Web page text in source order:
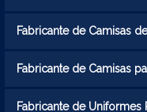
Fabricante de Camisas
Fabricante de Camisas
Fabricante de Uniformes